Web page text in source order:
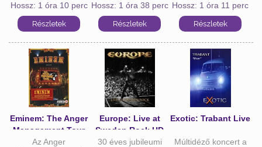
Hossz: 1 óra 10 perc Hossz: 1 óra 38 perc Hossz: 1 óra 11 perc
Eminem: The Anger
Management Tour
Az Anger
Europe: Live at
Sweden Rock HD
30 éves jubileumi
Exotic: Trabant Live
Múltidéző koncert a